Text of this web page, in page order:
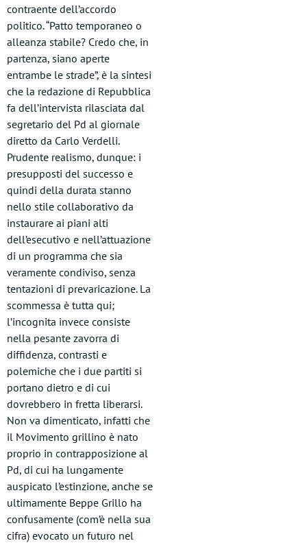
contraente dell’accordo
politico. “Patto temporaneo o
alleanza stabile? Credo che, in
partenza, siano aperte
entrambe le strade”, è la sintesi
che la redazione di Repubblica
fa dell’intervista rilasciata dal
segretario del Pd al giornale
diretto da Carlo Verdelli.
Prudente realismo, dunque: i
presupposti del successo e
quindi della durata stanno
nello stile collaborativo da
instaurare ai piani alti
dell’esecutivo e nell’attuazione
di un programma che sia
veramente condiviso, senza
tentazioni di prevaricazione. La
scommessa è tutta qui;
l’incognita invece consiste
nella pesante zavorra di
diffidenza, contrasti e
polemiche che i due partiti si
portano dietro e di cui
dovrebbero in fretta liberarsi.
Non va dimenticato, infatti che
il Movimento grillino è nato
proprio in contrapposizione al
Pd, di cui ha lungamente
auspicato l’estinzione, anche se
ultimamente Beppe Grillo ha
confusamente (com’è nella sua
cifra) evocato un futuro nel